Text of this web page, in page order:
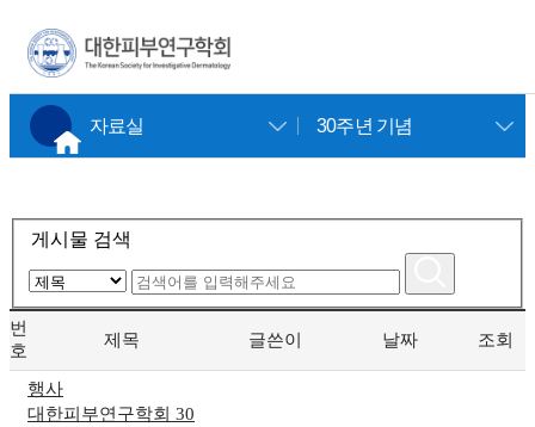
자료실 30주년 기념
게시물 검색
번
호
제목 글쓴이 날짜 조회
행사
대한피부연구학회 30